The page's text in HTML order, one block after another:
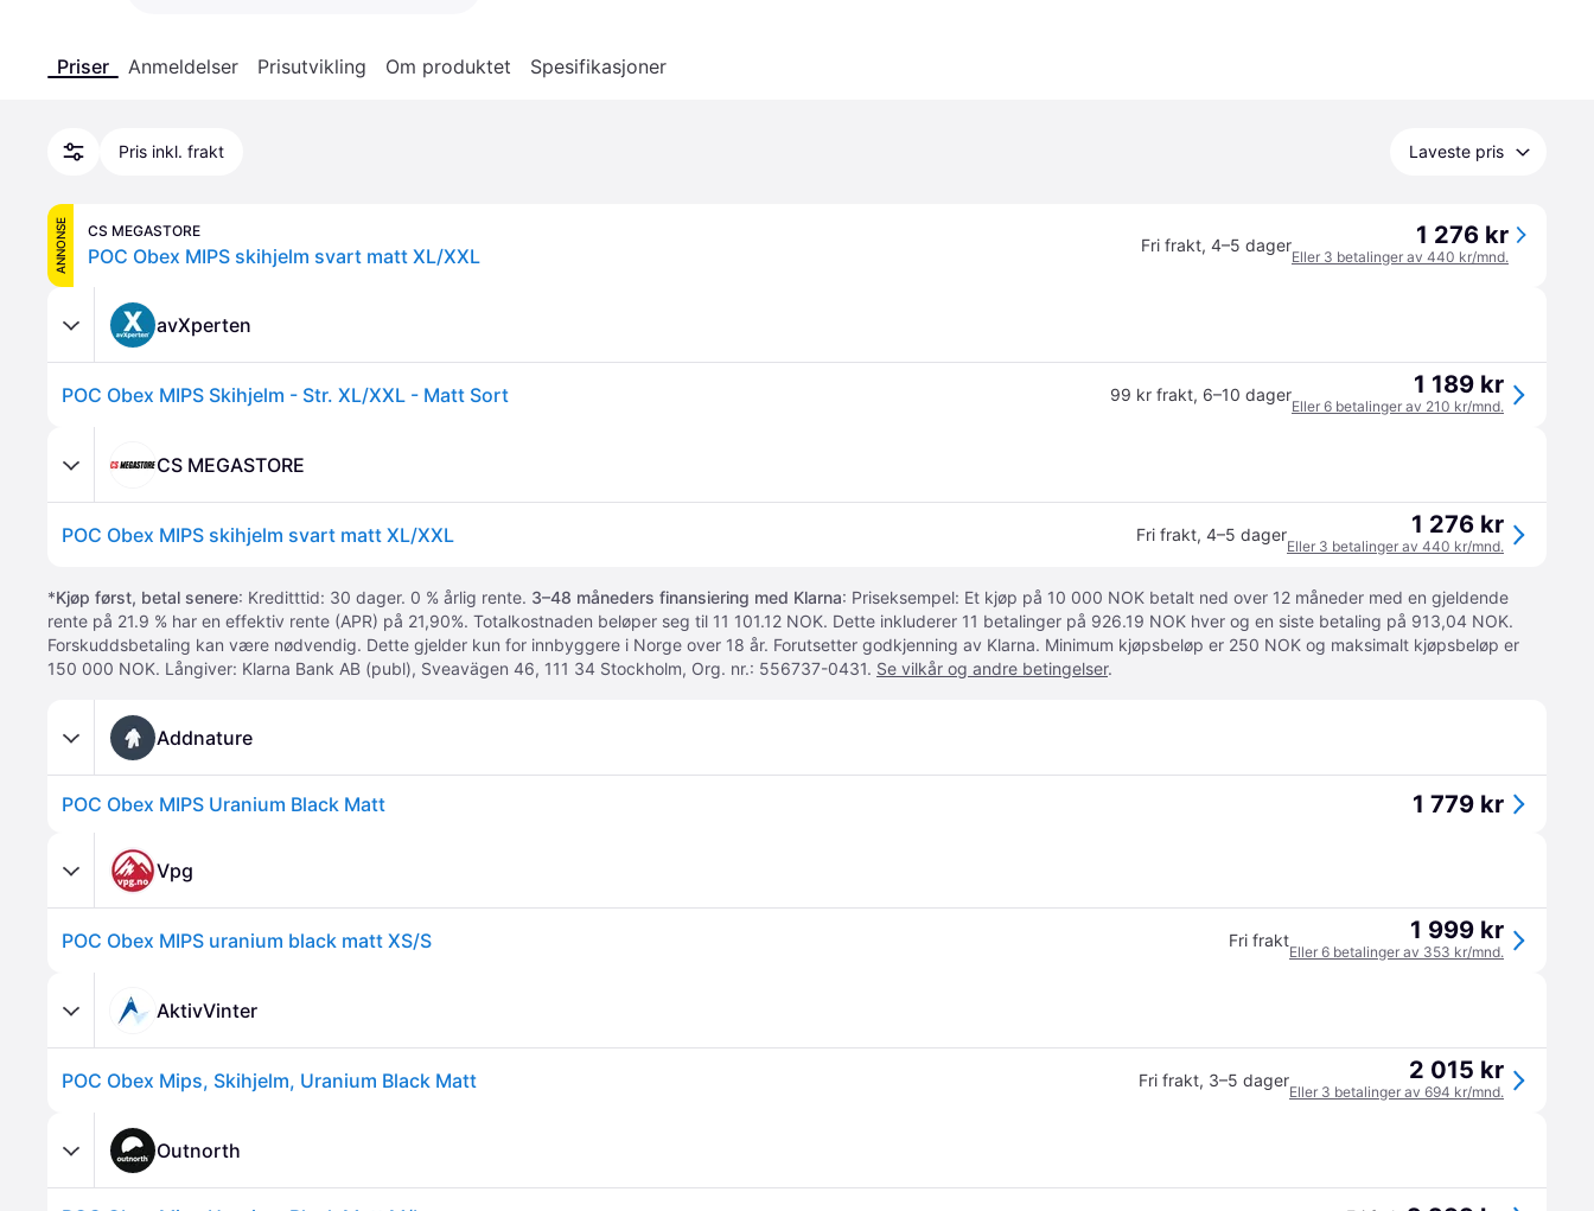
Priser Anmeldelser Prisutvikling Om produktet Spesifikasjoner
Pris inkl. frakt Laveste pris
ANNONSE CS MEGASTORE
POC Obex MIPS skihjelm svart matt XL/XXL Fri frakt, 4–5 dager 1 276 kr
Eller 3 betalinger av 440 kr/mnd.
avXperten
POC Obex MIPS Skihjelm - Str. XL/XXL - Matt Sort 99 kr frakt, 6–10 dager 1 189 kr
Eller 6 betalinger av 210 kr/mnd.
CS MEGASTORE
POC Obex MIPS skihjelm svart matt XL/XXL Fri frakt, 4–5 dager 1 276 kr
Eller 3 betalinger av 440 kr/mnd.
*Kjøp først, betal senere: Kreditttid: 30 dager. 0 % årlig rente. 3–48 måneders finansiering med Klarna: Priseksempel: Et kjøp på 10 000 NOK betalt ned over 12 måneder med en gjeldende
rente på 21.9 % har en effektiv rente (APR) på 21,90%. Totalkostnaden beløper seg til 11 101.12 NOK. Dette inkluderer 11 betalinger på 926.19 NOK hver og en siste betaling på 913,04 NOK.
Forskuddsbetaling kan være nødvendig. Dette gjelder kun for innbyggere i Norge over 18 år. Forutsetter godkjenning av Klarna. Minimum kjøpsbeløp er 250 NOK og maksimalt kjøpsbeløp er
150 000 NOK. Långiver: Klarna Bank AB (publ), Sveavägen 46, 111 34 Stockholm, Org. nr.: 556737-0431. Se vilkår og andre betingelser.
Addnature
POC Obex MIPS Uranium Black Matt 1 779 kr
Vpg
POC Obex MIPS uranium black matt XS/S Fri frakt 1 999 kr
Eller 6 betalinger av 353 kr/mnd.
AktivVinter
POC Obex Mips, Skihjelm, Uranium Black Matt Fri frakt, 3–5 dager 2 015 kr
Eller 3 betalinger av 694 kr/mnd.
Outnorth